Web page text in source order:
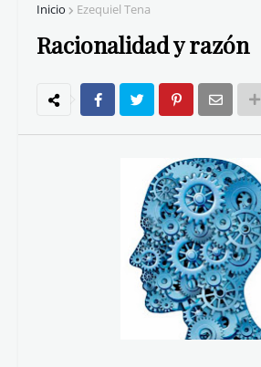
Inicio Ezequiel Tena
Racionalidad y razón